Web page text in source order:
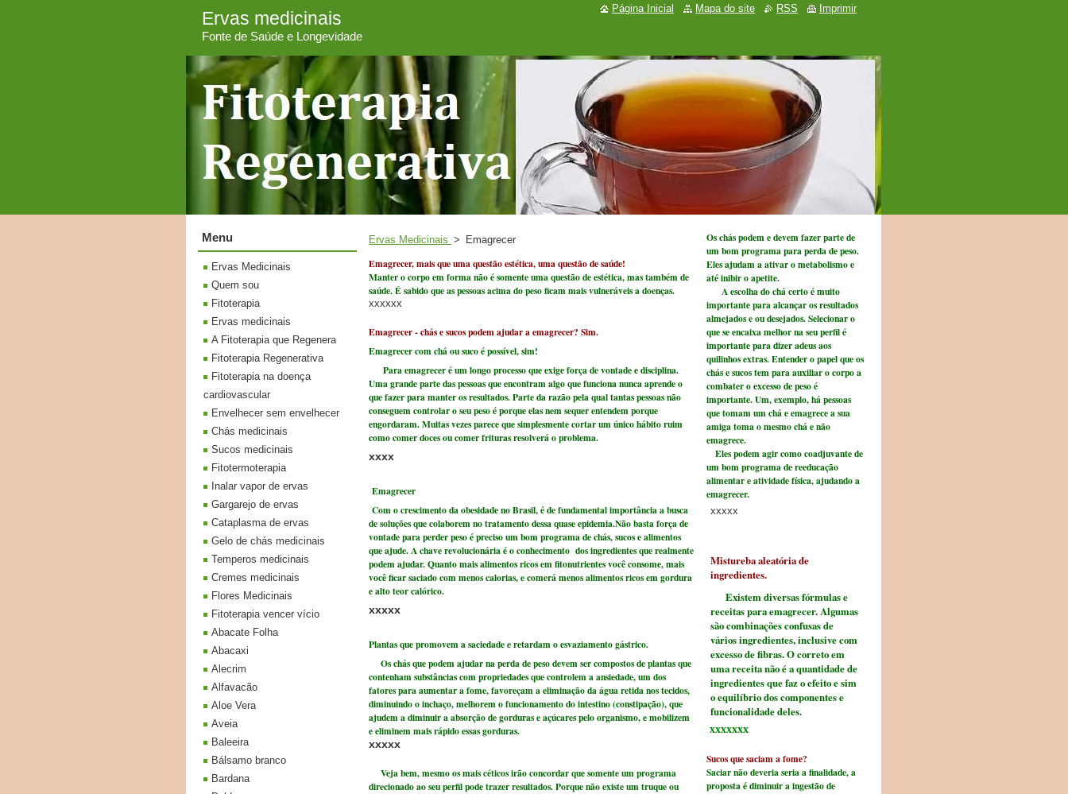
Ervas medicinais
Fonte de Saúde e Longevidade
Ervas Medicinais > Emagrecer
Emagrecer, mais que uma questão estética, uma questão de saúde!
Manter o corpo em forma não é somente uma questão de estética, mas também de
saúde. É sabido que as pessoas acima do peso ficam mais vulneráveis a doenças.
xxxxxx
Emagrecer - chás e sucos podem ajudar a emagrecer? Sim.
Emagrecer com chá ou suco é possível, sim!
Para emagrecer é um longo processo que exige força de vontade e disciplina.
Uma grande parte das pessoas que encontram algo que funciona nunca aprende o
que fazer para manter os resultados. Parte da razão pela qual tantas pessoas não
conseguem controlar o seu peso é porque elas nem sequer entendem porque
engordaram. Muitas vezes parece que simplesmente cortar um único hábito ruim
como comer doces ou comer frituras resolverá o problema.
xxxx
Emagrecer
Com o crescimento da obesidade no Brasil, é de fundamental importância a busca
de soluções que colaborem no tratamento dessa quase epidemia.Não basta força de
vontade para perder peso é preciso um bom programa de chás, sucos e alimentos
que ajude. A chave revolucionária é o conhecimento dos ingredientes que realmente
podem ajudar. Quanto mais alimentos ricos em fitonutrientes você consome, mais
você ficar saciado com menos calorias, e comerá menos alimentos ricos em gordura
e alto teor calórico.
xxxxx
Plantas que promovem a saciedade e retardam o esvaziamento gástrico.
Os chás que podem ajudar na perda de peso devem ser compostos de plantas que
contenham substâncias com propriedades que controlem a ansiedade, um dos
fatores para aumentar a fome, favoreçam a eliminação da água retida nos tecidos,
diminuindo o inchaço, melhorem o funcionamento do intestino (constipação), que
ajudem a diminuir a absorção de gorduras e açúcares pelo organismo, e mobilizem
e eliminem mais rápido essas gorduras.
xxxxx
Veja bem, mesmo os mais céticos irão concordar que somente um programa
direcionado ao seu perfil pode trazer resultados. Porque não existe um truque ou
Os chás podem e devem fazer parte de
um bom programa para perda de peso.
Eles ajudam a ativar o metabolismo e
até inibir o apetite.
A escolha do chá certo é muito
importante para alcançar os resultados
almejados e ou desejados. Selecionar o
que se encaixa melhor na seu perfil é
importante para dizer adeus aos
quilinhos extras. Entender o papel que os
chás e sucos tem para auxiliar o corpo a
combater o excesso de peso é
importante. Um, exemplo, há pessoas
que tomam um chá e emagrece a sua
amiga toma o mesmo chá e não
emagrece.
Eles podem agir como coadjuvante de
um bom programa de reeducação
alimentar e atividade física, ajudando a
emagrecer.
xxxxx
Mistureba aleatória de
ingredientes.
Existem diversas fórmulas e
receitaspara emagrecer. Algumas
são combinações confusas de
váriosingredientes, inclusive com
excesso de fibras. O correto em
uma receitanão é a quantidade de
ingredientes que faz o efeito e sim
o equilíbriodos componentes e
funcionalidade deles.
xxxxxxx
Sucos que saciam a fome?
Saciar não deveria seria a finalidade, a
proposta é diminuir a ingestão de
Menu
Ervas Medicinais
Quem sou
Fitoterapia
Ervas medicinais
A Fitoterapia que Regenera
Fitoterapia Regenerativa
Fitoterapia na doença
cardiovascular
Envelhecer sem envelhecer
Chás medicinais
Sucos medicinais
Fitotermoterapia
Inalar vapor de ervas
Gargarejo de ervas
Cataplasma de ervas
Gelo de chás medicinais
Temperos medicinais
Cremes medicinais
Flores Medicinais
Fitoterapia vencer vício
Abacate Folha
Abacaxi
Alecrim
Alfavacão
Aloe Vera
Aveia
Baleeira
Bálsamo branco
Bardana
Página Inicial Mapa do site RSS Imprimir